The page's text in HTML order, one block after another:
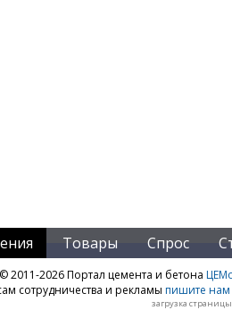
Товары Спрос
2011-2026 Портал цемента и бетона
сотрудничества и рекламы пишите нам
загрузка